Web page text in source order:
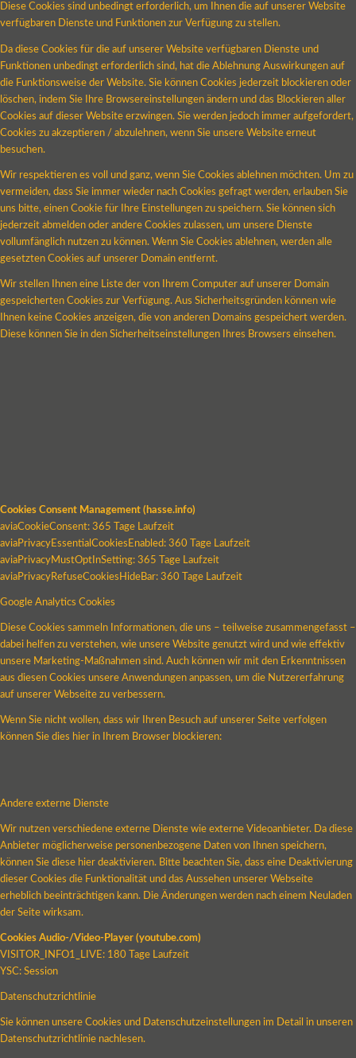
Diese Cookies sind unbedingt erforderlich, um Ihnen die auf unserer Website
verfügbaren Dienste und Funktionen zur Verfügung zu stellen.
Da diese Cookies für die auf unserer Website verfügbaren Dienste und
Funktionen unbedingt erforderlich sind, hat die Ablehnung Auswirkungen auf
die Funktionsweise der Website. Sie können Cookies jederzeit blockieren oder
löschen, indem Sie Ihre Browsereinstellungen ändern und das Blockieren aller
Cookies auf dieser Website erzwingen. Sie werden jedoch immer aufgefordert,
Cookies zu akzeptieren / abzulehnen, wenn Sie unsere Website erneut
besuchen.
Wir respektieren es voll und ganz, wenn Sie Cookies ablehnen möchten. Um zu
vermeiden, dass Sie immer wieder nach Cookies gefragt werden, erlauben Sie
uns bitte, einen Cookie für Ihre Einstellungen zu speichern. Sie können sich
jederzeit abmelden oder andere Cookies zulassen, um unsere Dienste
vollumfänglich nutzen zu können. Wenn Sie Cookies ablehnen, werden alle
gesetzten Cookies auf unserer Domain entfernt.
Wir stellen Ihnen eine Liste der von Ihrem Computer auf unserer Domain
gespeicherten Cookies zur Verfügung. Aus Sicherheitsgründen können wie
Ihnen keine Cookies anzeigen, die von anderen Domains gespeichert werden.
Diese können Sie in den Sicherheitseinstellungen Ihres Browsers einsehen.
Cookies Consent Management (hasse.info)
aviaCookieConsent: 365 Tage Laufzeit
aviaPrivacyEssentialCookiesEnabled: 360 Tage Laufzeit
aviaPrivacyMustOptInSetting: 365 Tage Laufzeit
aviaPrivacyRefuseCookiesHideBar: 360 Tage Laufzeit
Google Analytics Cookies
Diese Cookies sammeln Informationen, die uns – teilweise zusammengefasst –
dabei helfen zu verstehen, wie unsere Website genutzt wird und wie effektiv
unsere Marketing-Maßnahmen sind. Auch können wir mit den Erkenntnissen
aus diesen Cookies unsere Anwendungen anpassen, um die Nutzererfahrung
auf unserer Webseite zu verbessern.
Wenn Sie nicht wollen, dass wir Ihren Besuch auf unserer Seite verfolgen
können Sie dies hier in Ihrem Browser blockieren:
Andere externe Dienste
Wir nutzen verschiedene externe Dienste wie externe Videoanbieter. Da diese
Anbieter möglicherweise personenbezogene Daten von Ihnen speichern,
können Sie diese hier deaktivieren. Bitte beachten Sie, dass eine Deaktivierung
dieser Cookies die Funktionalität und das Aussehen unserer Webseite
erheblich beeinträchtigen kann. Die Änderungen werden nach einem Neuladen
der Seite wirksam.
Cookies Audio-/Video-Player (youtube.com)
VISITOR_INFO1_LIVE: 180 Tage Laufzeit
YSC: Session
Datenschutzrichtlinie
Sie können unsere Cookies und Datenschutzeinstellungen im Detail in unseren
Datenschutzrichtlinie nachlesen.